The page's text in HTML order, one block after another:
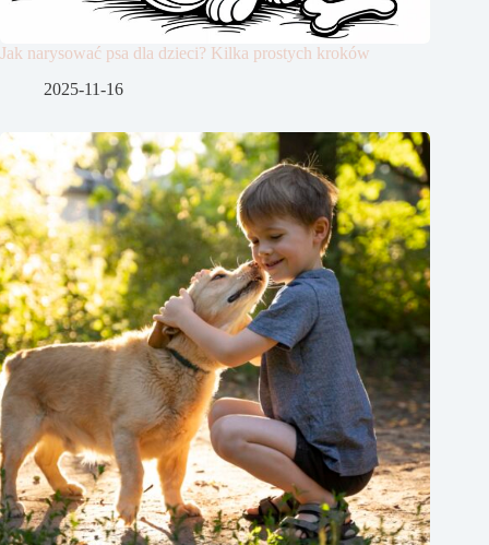
Jak narysować psa dla dzieci? Kilka prostych kroków
2025-11-16